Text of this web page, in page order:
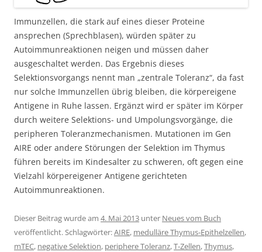
Immunzellen, die stark auf eines dieser Proteine
ansprechen (Sprechblasen), würden später zu
Autoimmunreaktionen neigen und müssen daher
ausgeschaltet werden. Das Ergebnis dieses
Selektionsvorgangs nennt man „zentrale Toleranz“, da fast
nur solche Immunzellen übrig bleiben, die körpereigene
Antigene in Ruhe lassen. Ergänzt wird er später im Körper
durch weitere Selektions- und Umpolungsvorgänge, die
peripheren Toleranzmechanismen. Mutationen im Gen
AIRE oder andere Störungen der Selektion im Thymus
führen bereits im Kindesalter zu schweren, oft gegen eine
Vielzahl körpereigener Antigene gerichteten
Autoimmunreaktionen.
Dieser Beitrag wurde am 4. Mai 2013 unter Neues vom Buch
veröffentlicht. Schlagwörter:AIRE, medulläre Thymus-Epithelzellen,
mTEC, negative Selektion, periphere Toleranz,T-Zellen,Thymus,